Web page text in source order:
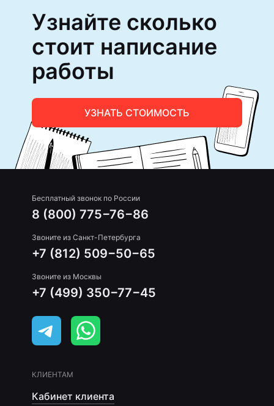
Узнайте сколько
стоит написание
работы
УЗНАТЬ СТОИМОСТЬ
Бесплатный звонок по России
8 (800) 775−76−86
Звоните из Санкт-Петербурга
+7 (812) 509−50−65
Звоните из Москвы
+7 (499) 350−77−45
КЛИЕНТАМ
Кабинет клиента